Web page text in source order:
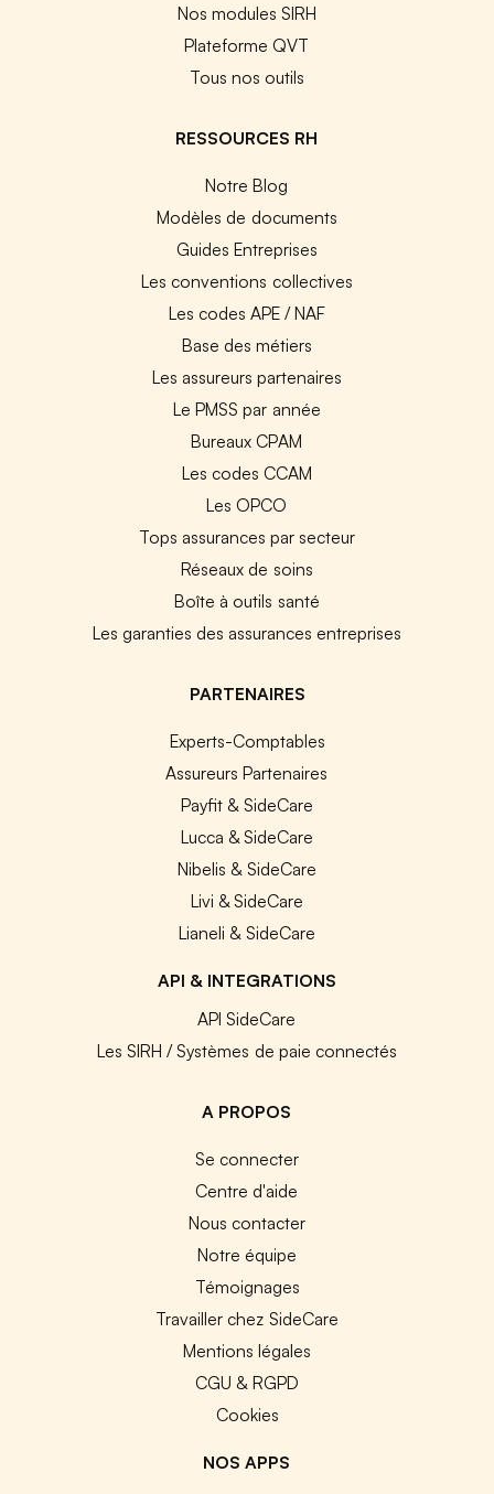
Nos modules SIRH
Plateforme QVT
Tous nos outils
RESSOURCES RH
Notre Blog
Modèles de documents
Guides Entreprises
Les conventions collectives
Les codes APE / NAF
Base des métiers
Les assureurs partenaires
Le PMSS par année
Bureaux CPAM
Les codes CCAM
Les OPCO
Tops assurances par secteur
Réseaux de soins
Boîte à outils santé
Les garanties des assurances entreprises
PARTENAIRES
Experts-Comptables
Assureurs Partenaires
Payfit & SideCare
Lucca & SideCare
Nibelis & SideCare
Livi & SideCare
Lianeli & SideCare
API & INTEGRATIONS
API SideCare
Les SIRH / Systèmes de paie connectés
A PROPOS
Se connecter
Centre d'aide
Nous contacter
Notre équipe
Témoignages
Travailler chez SideCare
Mentions légales
CGU & RGPD
Cookies
NOS APPS